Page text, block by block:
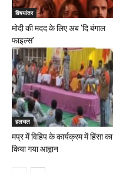
विषयांतर
मोदी की मदद के लिए अब ‘दि बंगाल
फाइल्स’
हलचल
मप्र में विहिप के कार्यक्रम में हिंसा का
किया गया आह्वान